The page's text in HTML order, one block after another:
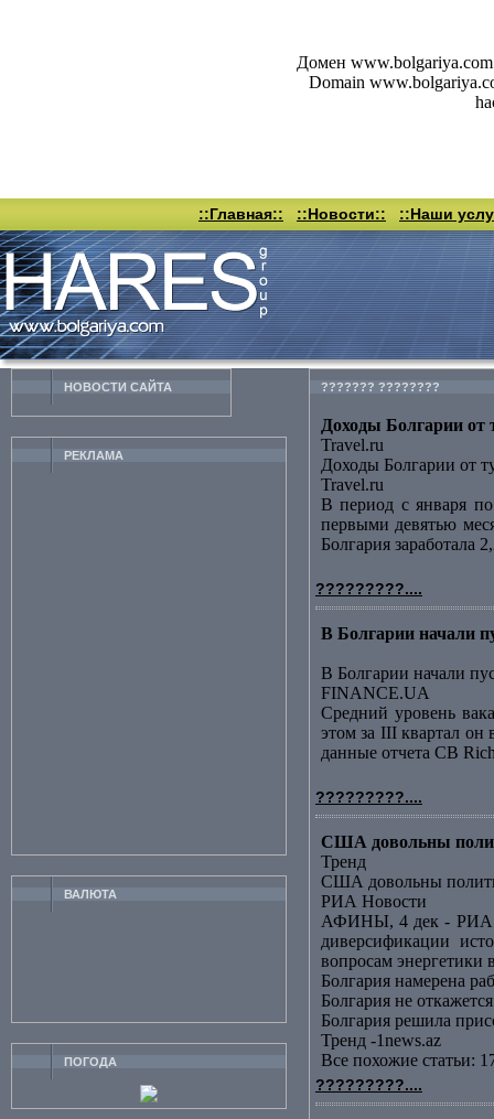
Домен www.bolgariya.com
Domain
::Главная:: ::Новости:: ::Наши
НОВОСТИ CАЙТА
РЕКЛАМА
ВАЛЮТА
ПОГОДА
??????? ????????
Доходы Болгарии от
Travel.ru
Доходы Болгарии от
Travel.ru
В период с января по
первыми девятью
Болгария заработала
?????????....
В Болгарии начали
В Болгарии начали
FINANCE.UA
Средний уровень
этом за III квартал он
данные отчета CB
?????????....
США довольны
Тренд
США довольны
РИА Новости
АФИНЫ, 4 дек - РИА
диверсификации
вопросам энергетики
Болгария намерена
Болгария не
Болгария решила
Тренд -1news.az
Все похожие статьи:
?????????....